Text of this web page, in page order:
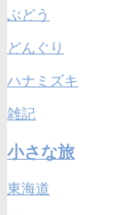
ぶどう
どんぐり
ハナミズキ
雑記
小さな旅
東海道